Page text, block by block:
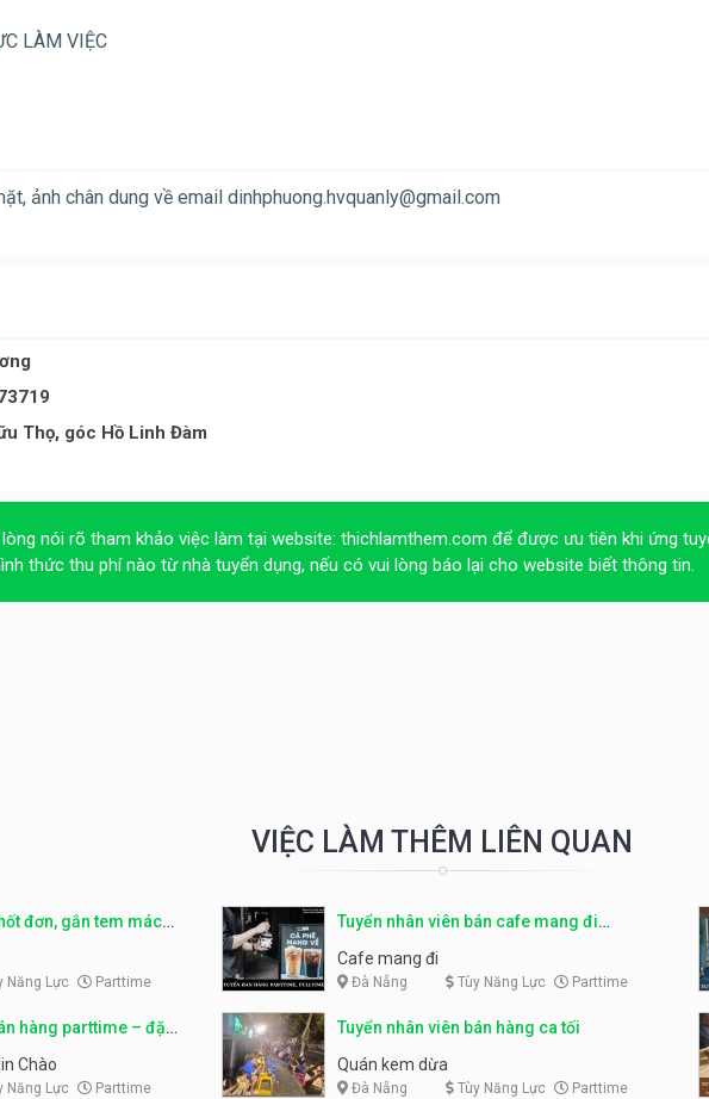
LÀM VIỆC
ảnh chân dung về email dinhphuong.hvquanly@gmail.com
Thọ, góc Hồ Linh Đàm
nói rõ tham khảo việc làm tại website: thichlamthem.com để được ưu tiên khi ứng
thức thu phí nào từ nhà tuyển dụng, nếu có vui lòng báo lại cho website biết thông tin.
VIỆC LÀM THÊM LIÊN QUAN
đơn, gắn tem mác
Năng Lực Parttime
Tuyển nhân viên bán cafe mang đi
parttime, fulltime
Cafe mang đi
Đà Nẵng Tùy Năng Lực Parttime
hàng parttime – đặc
Chào
Năng Lực Parttime
Tuyển nhân viên bán hàng ca tối
Quán kem dừa
Đà Nẵng Tùy Năng Lực Parttime